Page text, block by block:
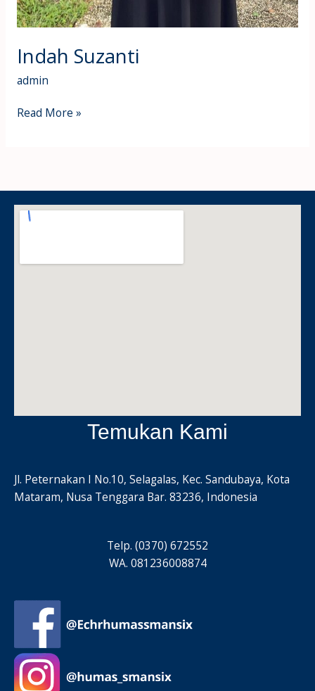
Indah Suzanti
admin
Read More »
Temukan Kami
Jl. Peternakan I No.10, Selagalas, Kec. Sandubaya, Kota
Mataram, Nusa Tenggara Bar. 83236, Indonesia
Telp. (0370) 672552
WA. 081236008874